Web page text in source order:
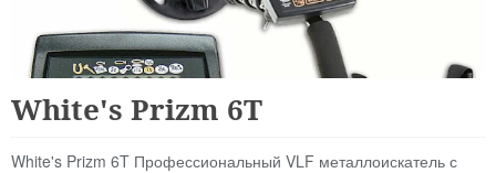
White's Prizm 6T
White's Prizm 6T Профессиональный VLF металлоискатель с